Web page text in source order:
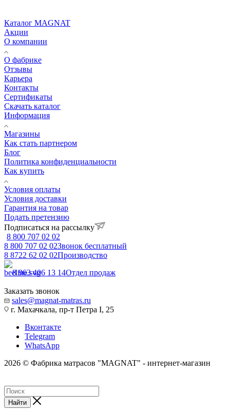
Каталог MAGNAT
Акции
О компании
О фабрике
Отзывы
Карьера
Контакты
Сертификаты
Скачать каталог
Информация
Магазины
Как стать партнером
Блог
Политика конфиденциальности
Как купить
Условия оплаты
Условия доставки
Гарантия на товар
Подать претензию
Подписаться на рассылку
8 800 707 02 02
8 800 707 02 02Звонок бесплатный
8 8722 62 02 02Производство
8 963 406 13 14Отдел продаж
Заказать звонок
sales@magnat-matras.ru
г. Махачкала, пр-т Петра I, 25
Вконтакте
Telegram
WhatsApp
2026 © Фабрика матрасов "MAGNAT" - интернет-магазин
Найти